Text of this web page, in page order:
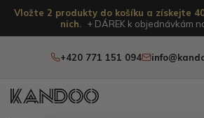
Vložte 2 produkty do košíku a získejte
nich.
+ DÁREK k objednávkám
+420 771 151 094